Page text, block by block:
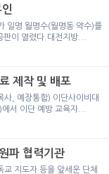
일명 월명수(월명동 약수)를
이 열렸다.대전지방...
제작 및 배포
사, 예장통합) 이단사이비대
서 이단 예방 교육자...
파 협력기관
지도자 등을 앞세운 단체